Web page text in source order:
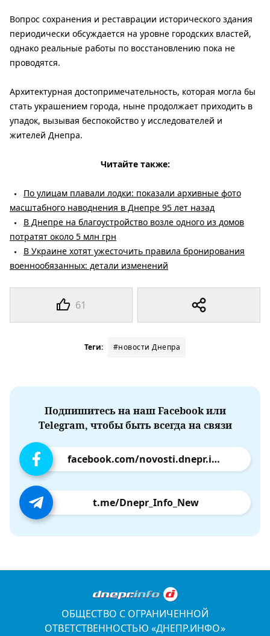
61
Вопрос сохранения и реставрации исторического здания
периодически обсуждается на уровне городских властей,
однако реальные работы по восстановлению пока не
проводятся.
Архитектурная достопримечательность, которая могла бы
стать украшением города, ныне продолжает приходить в
упадок, вызывая беспокойство у исследователей и
жителей Днепра.
Читайте также:
По улицам плавали лодки: показали архивные фото
масштабного наводнения в Днепре 95 лет назад
В Днепре на благоустройство возле одного из домов
потратят около 5 млн грн
В Украине хотят ужесточить правила бронирования
военнообязанных: детали изменений
Теги: #новости Днепра
Подпишитесь на наш Facebook или
Telegram, чтобы быть всегда на связи
facebook.com/novosti.dnepr.info
t.me/Dnepr_Info_New
ОБЩЕСТВО С ОГРАНИЧЕННОЙ
ОТВЕТСТВЕННОСТЬЮ «ДНЕПР.ИНФО»